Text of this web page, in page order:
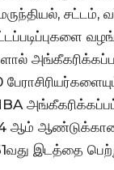
மருந்தியல்,
ஆண்டுக்கான
இடத்தை